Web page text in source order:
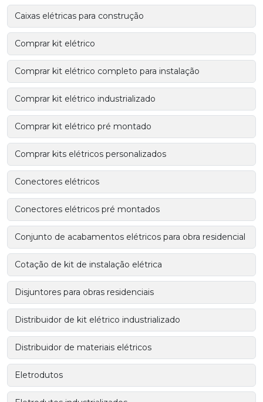
Caixas elétricas para construção
Comprar kit elétrico
Comprar kit elétrico completo para instalação
Comprar kit elétrico industrializado
Comprar kit elétrico pré montado
Comprar kits elétricos personalizados
Conectores elétricos
Conectores elétricos pré montados
Conjunto de acabamentos elétricos para obra residencial
Cotação de kit de instalação elétrica
Disjuntores para obras residenciais
Distribuidor de kit elétrico industrializado
Distribuidor de materiais elétricos
Eletrodutos